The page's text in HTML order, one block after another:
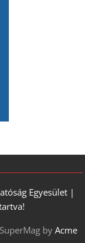
Egyesület |
byAcme